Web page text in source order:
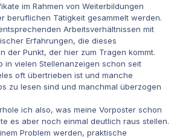
im Rahmen von Weiterbildungen
beruflichen Tätigkeit gesammelt werden.
Arbeitsverhältnissen mit
Erfahrungen, die dieses
der Punkt, der hier zum Tragen kommt.
in vielen Stellenanzeigen schon seit
oft übertrieben ist und manche
zu lesen sind und manchmal überzogen
ich also, was meine Vorposter schon
es aber noch einmal deutlich raus stellen.
Problem werden, praktische